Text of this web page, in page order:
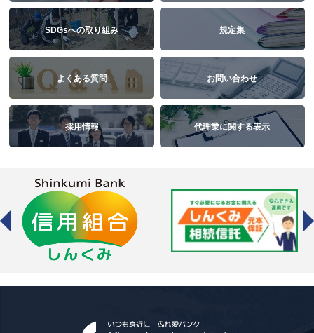
SDGsへの取り組み 規定集
よくある質問 お問い合わせ
採用情報 代理業に関する表示